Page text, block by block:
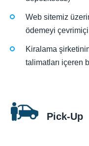
Web sitemiz
ödemeyi
Kiralama
talimatları içeren
Pick-Up